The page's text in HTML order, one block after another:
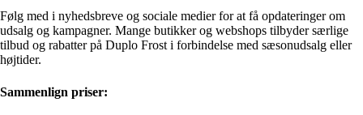
Følg med i nyhedsbreve og sociale medier for at få opdateringer om
udsalg og kampagner. Mange butikker og webshops tilbyder særlige
tilbud og rabatter på Duplo Frost i forbindelse med sæsonudsalg eller
højtider.
Sammenlign priser: